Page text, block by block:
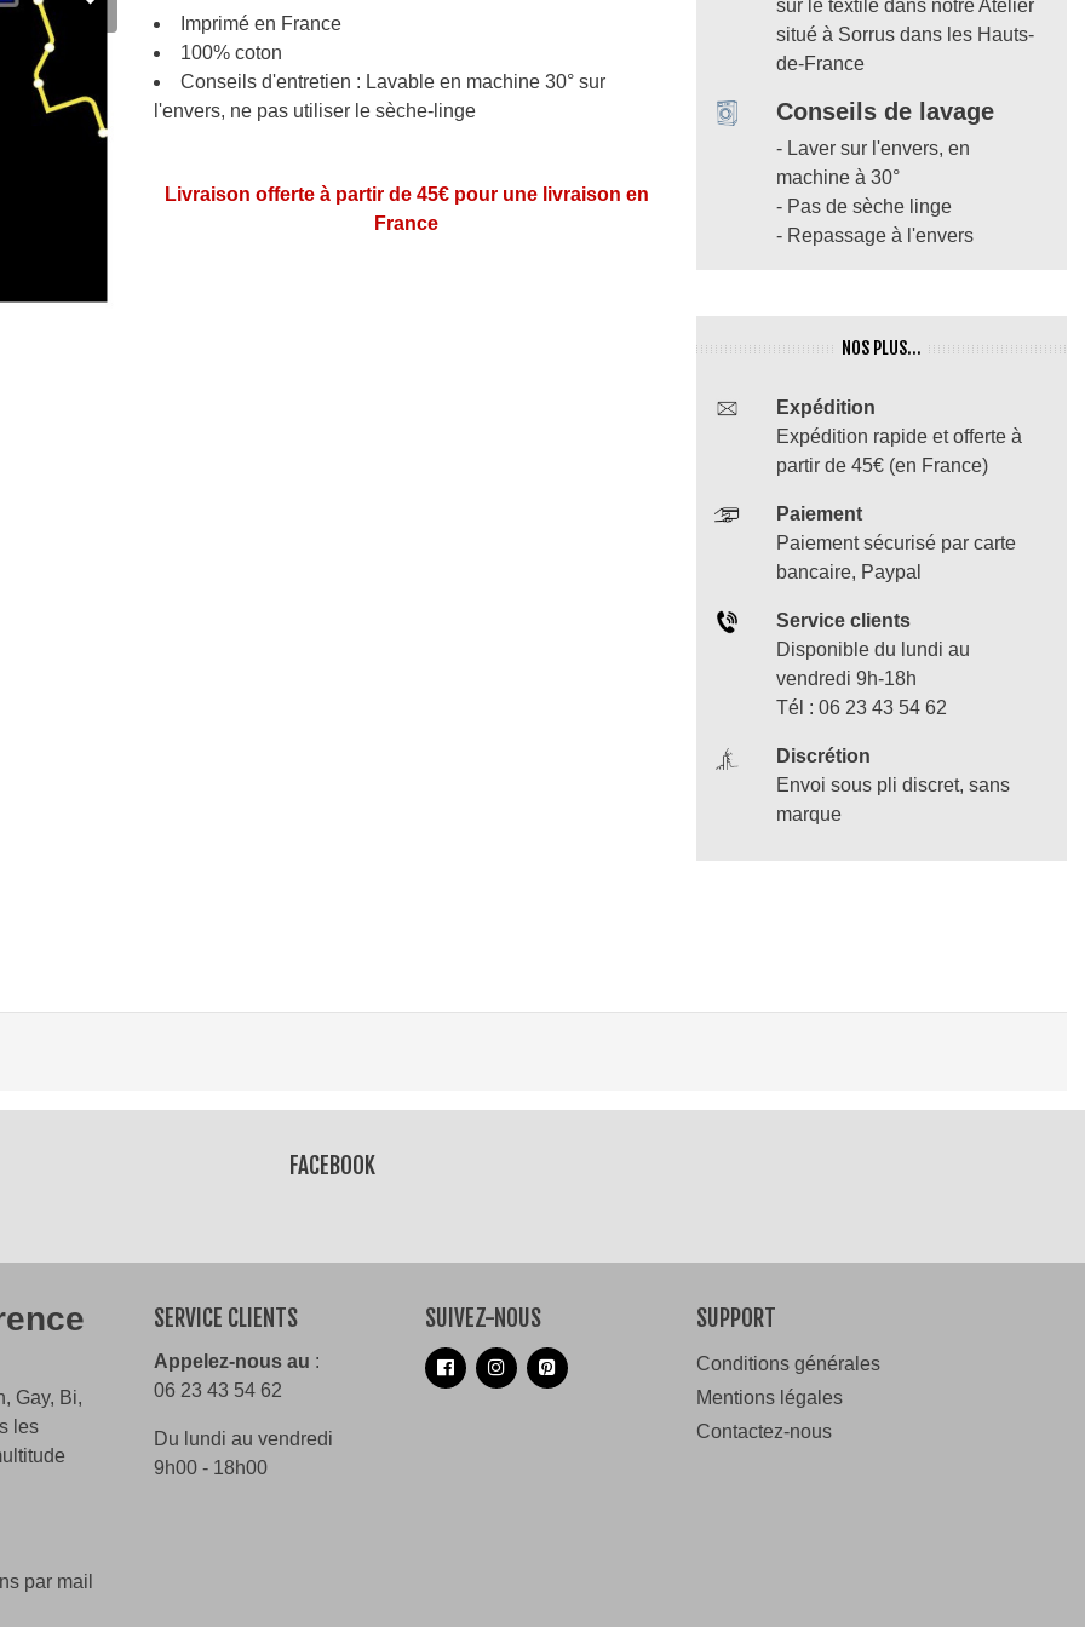
Imprimé en France
100% coton
Conseils d'entretien : Lavable en machine 30° sur
l'envers, ne pas utiliser le sèche-linge
Livraison offerte à partir de 45€ pour une livraison en
France
sur le textile dans notre Atelier
situé à Sorrus dans les Hauts-
de-France
Conseils de lavage
- Laver sur l'envers, en
machine à 30°
- Pas de sèche linge
- Repassage à l'envers
NOS PLUS...
Expédition
Expédition rapide et offerte à
partir de 45€ (en France)
Paiement
Paiement sécurisé par carte
bancaire, Paypal
Service clients
Disponible du lundi au
vendredi 9h-18h
Tél : 06 23 43 54 62
Discrétion
Envoi sous pli discret, sans
marque
Lire la suite
FACEBOOK
Gay, Bi,
les
par mail
SERVICE CLIENTS
Appelez-nous au :
06 23 43 54 62
Du lundi au vendredi
9h00 - 18h00
SUIVEZ-NOUS SUPPORT
Conditions générales
Mentions légales
Contactez-nous